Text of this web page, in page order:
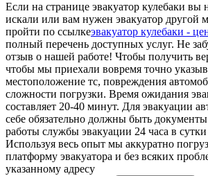
Если на странице эвакуатор кулебаки вы
искали или вам нужен эвакуатор другой
пройти по ссылкеэвакуатор кулебаки -
полный перечень доступных услуг. Не
отзыв о нашей работе! Чтобы получить
чтобы мы приехали вовремя точно
местоположение тс, повреждения
сложности погрузки. Время ожидания
составляет 20-40 минут. Для эвакуации
себе обязательно должны быть
работы службы эвакуации 24 часа в
Используя весь опыт мы аккуратно
платформу эвакуатора и без всяких
указанному адресу